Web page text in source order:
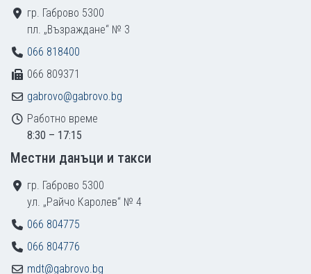
гр. Габрово 5300
пл. „Възраждане“ № 3
066 818400
066 809371
gabrovo@gabrovo.bg
Работно време
8:30 – 17:15
Местни данъци и такси
гр. Габрово 5300
ул. „Райчо Каролев“ № 4
066 804775
066 804776
mdt@gabrovo.bg